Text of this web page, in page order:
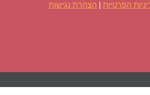
הפרטיות| הצהרת נגישות